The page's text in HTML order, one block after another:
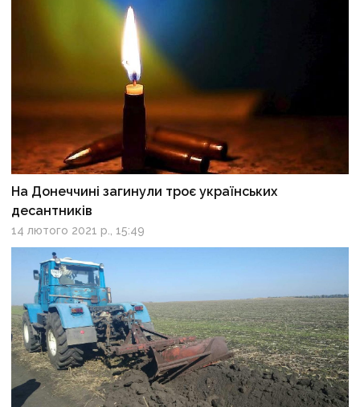
На Донеччині загинули троє українських
десантників
14 лютого 2021 р., 15:49